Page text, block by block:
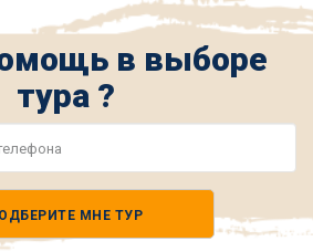
в выборе
тура ?
МНЕ ТУР